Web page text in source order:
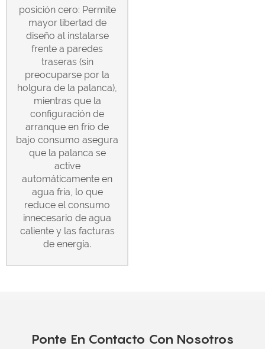
posición cero: Permite
mayor libertad de
diseño al instalarse
frente a paredes
traseras (sin
preocuparse por la
holgura de la palanca),
mientras que la
configuración de
arranque en frío de
bajo consumo asegura
que la palanca se
active
automáticamente en
agua fría, lo que
reduce el consumo
innecesario de agua
caliente y las facturas
de energía.
Ponte En Contacto Con Nosotros